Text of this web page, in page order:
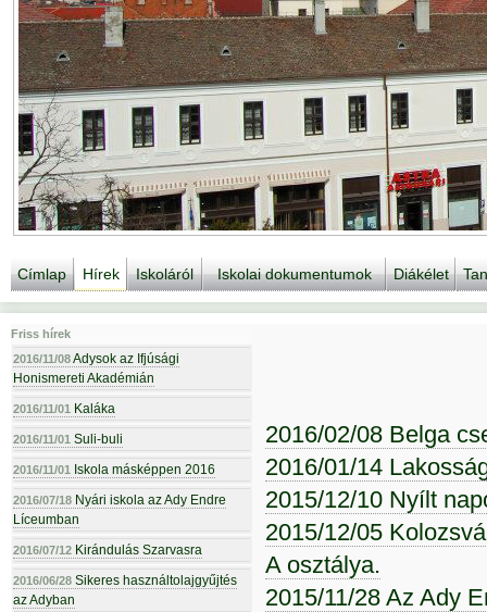
Címlap Hírek Iskoláról Iskolai dokumentumok Diákélet
Friss hírek
2016/11/08Adysok az Ifjúsági
Honismereti Akadémián
2016/11/01 Kaláka
2016/11/01 Suli-buli
2016/11/01 Iskola másképpen 2016
2016/07/18 Nyári iskola az Ady Endre
Líceumban
2016/07/12 Kirándulás Szarvasra
2016/06/28 Sikeres használtolajgyűjtés
az Adyban
2016/02/08 Belga
2016/01/14
2015/12/10 Nyílt
2015/12/05
A osztálya.
2015/11/28 Az Ady